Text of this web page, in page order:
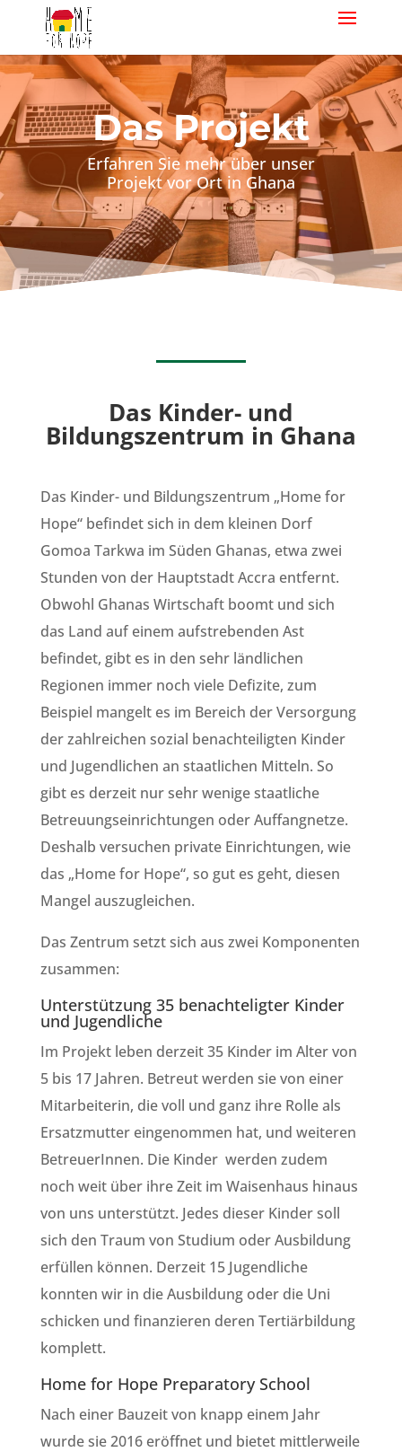
Das Projekt
Erfahren Sie mehr über unser
Projekt vor Ort in Ghana
Das Kinder- und
Bildungszentrum in Ghana
Das Kinder- und Bildungszentrum „Home for
Hope“ befindet sich in dem kleinen Dorf
Gomoa Tarkwa im Süden Ghanas, etwa zwei
Stunden von der Hauptstadt Accra entfernt.
Obwohl Ghanas Wirtschaft boomt und sich
das Land auf einem aufstrebenden Ast
befindet, gibt es in den sehr ländlichen
Regionen immer noch viele Defizite, zum
Beispiel mangelt es im Bereich der Versorgung
der zahlreichen sozial benachteiligten Kinder
und Jugendlichen an staatlichen Mitteln. So
gibt es derzeit nur sehr wenige staatliche
Betreuungseinrichtungen oder Auffangnetze.
Deshalb versuchen private Einrichtungen, wie
das „Home for Hope“, so gut es geht, diesen
Mangel auszugleichen.
Das Zentrum setzt sich aus zwei Komponenten
zusammen:
Unterstützung 35 benachteligter Kinder
und Jugendliche
Im Projekt leben derzeit 35 Kinder im Alter von
5 bis 17 Jahren. Betreut werden sie von einer
Mitarbeiterin, die voll und ganz ihre Rolle als
Ersatzmutter eingenommen hat, und weiteren
BetreuerInnen. Die Kinder werden zudem
noch weit über ihre Zeit im Waisenhaus hinaus
von uns unterstützt. Jedes dieser Kinder soll
sich den Traum von Studium oder Ausbildung
erfüllen können. Derzeit 15 Jugendliche
konnten wir in die Ausbildung oder die Uni
schicken und finanzieren deren Tertiärbildung
komplett.
Home for Hope Preparatory School
Nach einer Bauzeit von knapp einem Jahr
wurde sie 2016 eröffnet und bietet mittlerweile